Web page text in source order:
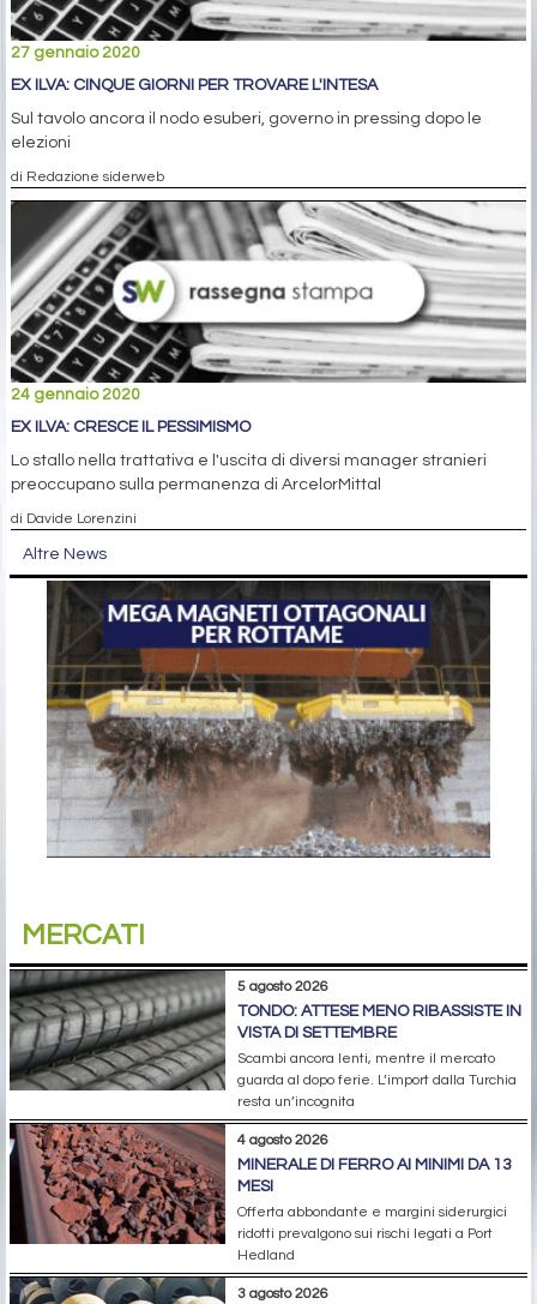
27 gennaio 2020
EX ILVA: CINQUE GIORNI PER TROVARE L'INTESA
Sul tavolo ancora il nodo esuberi, governo in pressing dopo le
elezioni
di Redazione siderweb
24 gennaio 2020
EX ILVA: CRESCE IL PESSIMISMO
Lo stallo nella trattativa e l'uscita di diversi manager stranieri
preoccupano sulla permanenza di ArcelorMittal
di Davide Lorenzini
Altre News
MERCATI
5 agosto 2026
TONDO: ATTESE MENO RIBASSISTE IN
VISTA DI SETTEMBRE
Scambi ancora lenti, mentre il mercato
guarda al dopo ferie. L’import dalla Turchia
resta un’incognita
4 agosto 2026
MINERALE DI FERRO AI MINIMI DA 13
MESI
Offerta abbondante e margini siderurgici
ridotti prevalgono sui rischi legati a Port
Hedland
3 agosto 2026